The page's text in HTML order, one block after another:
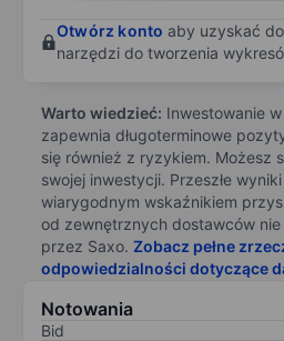
Otwórz konto aby uzyskać
narzędzi do tworzenia
Warto wiedzieć: Inwestowanie
zapewnia długoterminowe
się również z ryzykiem. Możesz
swojej inwestycji. Przeszłe
wiarygodnym wskaźnikiem
od zewnętrznych dostawców nie
przez Saxo. Zobacz pełne
odpowiedzialności dotyczące
Notowania
Bid